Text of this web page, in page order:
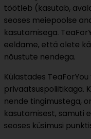
töötleb (kasutab,
seoses meiepoolse
kasutamisega.
eeldame, että olete
nõustute nendega.
Külastades
privaatsuspoliitikaga.
nende tingimustega,
kasutamisest, samuti
seoses küsimusi